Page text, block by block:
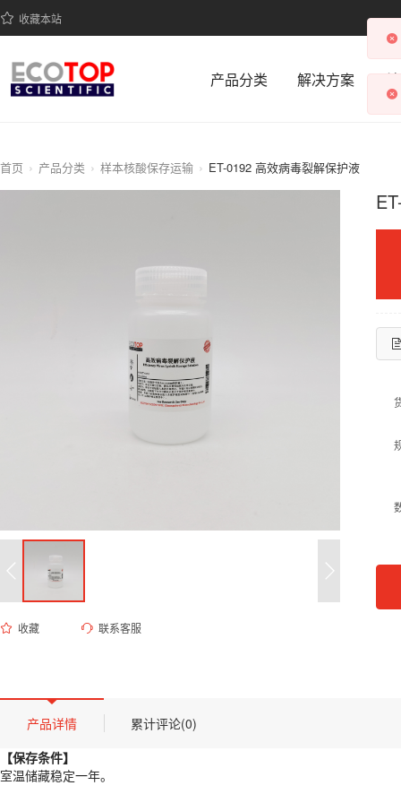
收藏本站
产品分类 解决方案
首页 产品分类 样本核酸保存运输 ET-0192 高效病毒裂解保护液
收藏 联系客服
产品描述
【保存条件】
室温储藏稳定一年。
【概述】
产品详情
累计评论(0)
【保存条件】
室温储藏稳定一年。